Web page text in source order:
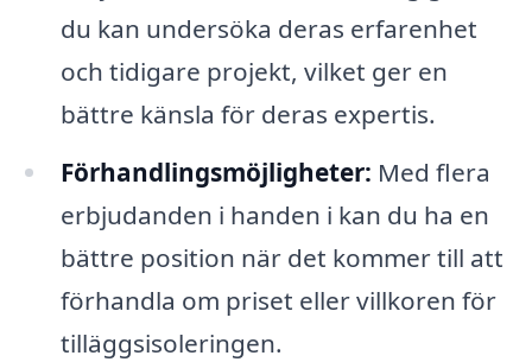
du kan undersöka deras erfarenhet
och tidigare projekt, vilket ger en
bättre känsla för deras expertis.
Förhandlingsmöjligheter: Med flera
erbjudanden i handen i kan du ha en
bättre position när det kommer till att
förhandla om priset eller villkoren för
tilläggsisoleringen.